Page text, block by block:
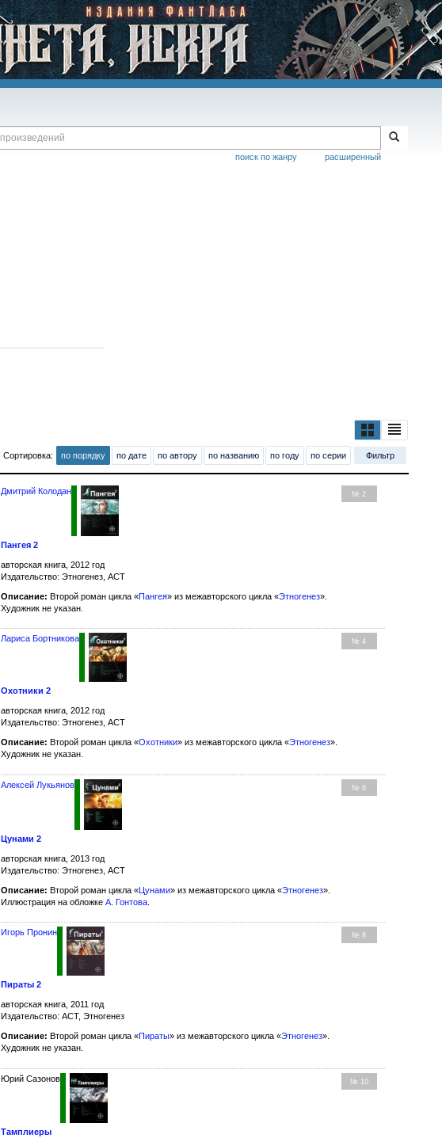
расширенный
поиск по жанру
Сортировка: по порядку по дате по автору по названию по году по серии Фильтр
№ 2
Дмитрий Колодан
Пангея 2
авторская книга, 2012 год
Издательство: Этногенез, АСТ
Описание: Второй роман цикла «Пангея» из межавторского цикла «Этногенез».
Художник не указан.
№ 4
Лариса Бортникова
Охотники 2
авторская книга, 2012 год
Издательство: Этногенез, АСТ
Описание: Второй роман цикла «Охотники» из межавторского цикла «Этногенез».
Художник не указан.
№ 6
Алексей Лукьянов
Цунами 2
авторская книга, 2013 год
Издательство: Этногенез, АСТ
Описание: Второй роман цикла «Цунами» из межавторского цикла «Этногенез».
Иллюстрация на обложкеА. Гонтова.
№ 8
Игорь Пронин
Пираты 2
авторская книга, 2011 год
Издательство: АСТ, Этногенез
Описание: Второй роман цикла «Пираты» из межавторского цикла «Этногенез».
Художник не указан.
№ 10
Юрий Сазонов
Тамплиеры